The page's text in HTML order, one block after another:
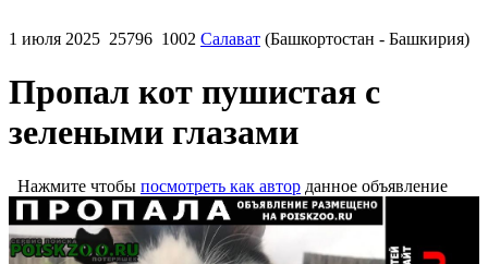
1 июля 2025 25796 1002 Салават (Башкортостан - Башкирия)
Пропал кот пушистая с
зелеными глазами
Нажмите чтобы посмотреть как автор данное объявление